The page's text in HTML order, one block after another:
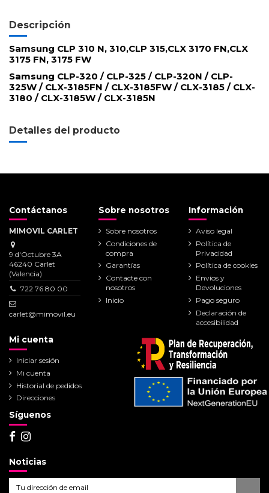
Descripción
Samsung CLP 310 N, 310,CLP 315,CLX 3170 FN,CLX
3175 FN, 3175 FW
Samsung CLP-320 / CLP-325 / CLP-320N / CLP-
325W / CLX-3185FN / CLX-3185FW / CLX-3185 / CLX-
3180 / CLX-3185W / CLX-3185N
Detalles del producto
Contáctanos
MIMOVIL CARLET
9 d'Octubre 3A
46240 Carlet
(Valencia)
722 76 80 00
carlet@mimovil.eu
Sobre nosotros
Sobre nosotros
Condiciones de
compra
Garantías
Contacte con
nosotros
Inicio
Información
Aviso legal
Política de
Privacidad
Política de cookies
Envíos y
Devoluciones
Pago seguro
Declaración de
accesibilidad
Mi cuenta
Iniciar sesión
Mi cuenta
Historial de pedidos
Direcciones
Síguenos
Noticias